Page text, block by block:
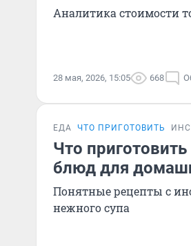
Аналитика стоимости
28 мая, 2026, 15:05 668
ЕДА ЧТО ПРИГОТОВИТЬ
Что
блюд для
Понятные рецепты с
нежного супа